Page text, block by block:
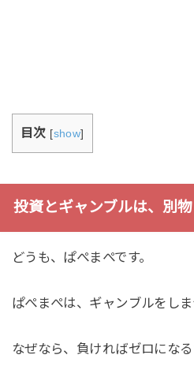
目次 [show]
投資とギャンブルは、別物
どうも、ぱぺまぺです。
ぱぺまぺは、ギャンブルをしま
なぜなら、負ければゼロになる